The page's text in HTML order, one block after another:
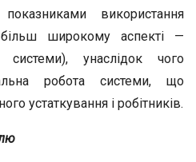
використання
широкому аспекті —
системи), унаслідок чого
робота системи, що
устаткування і робітників.